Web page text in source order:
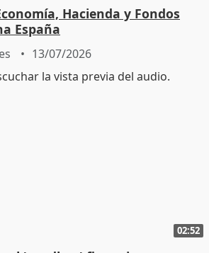
Hacienda y Fondos
España
13/07/2026
02:52